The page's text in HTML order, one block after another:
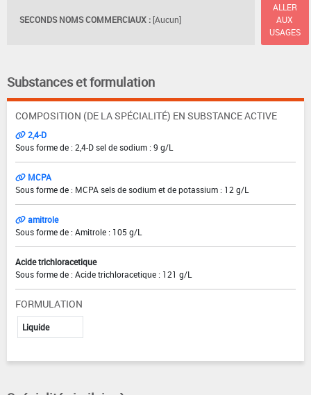
SECONDS NOMS COMMERCIAUX : [Aucun]
ALLER
AUX
USAGES
Substances et formulation
COMPOSITION (DE LA SPÉCIALITÉ) EN SUBSTANCE ACTIVE
2,4-D
Sous forme de : 2,4-D sel de sodium : 9 g/L
MCPA
Sous forme de : MCPA sels de sodium et de potassium : 12 g/L
amitrole
Sous forme de : Amitrole : 105 g/L
Acide trichloracetique
Sous forme de : Acide trichloracetique : 121 g/L
FORMULATION
Liquide